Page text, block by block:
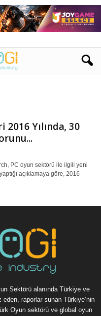
Yılında, 30
PC oyun sektörü ile ilgili yeni
açıklamaya göre, 2016
Sektörü alanında Türkiye ve
raporlar sunan Türkiye’nin
Oyun sektörü ve global oyun